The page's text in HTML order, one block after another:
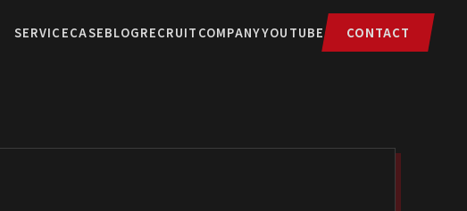
SERVICECASEBLOGRECRUIT COMPANYYOUTUBE CONTACT